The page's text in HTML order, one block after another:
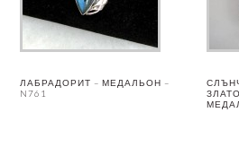
ЛАБРАДОРИТ – МЕДАЛЬОН –
N761